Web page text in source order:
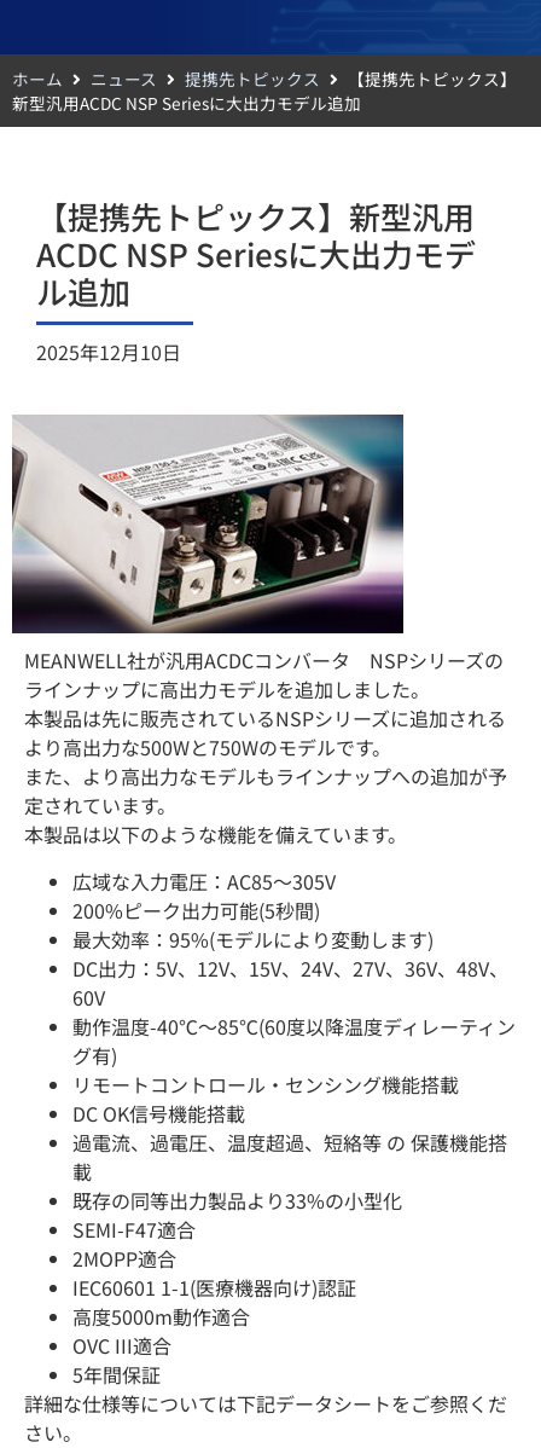
ホーム ニュース 提携先トピックス
【提携先トピックス】
新型汎用ACDC NSP Seriesに大出力モデル追加
【提携先トピックス】新型汎用
ACDC NSP Seriesに大出力モデ
ル追加
2025年12月10日
MEANWELL社が汎用ACDCコンバータ NSPシリーズの
ラインナップに高出力モデルを追加しました。
本製品は先に販売されているNSPシリーズに追加される
より高出力な500Wと750Wのモデルです。
また、より高出力なモデルもラインナップへの追加が予
定されています。
本製品は以下のような機能を備えています。
広域な入力電圧：AC85～305V
200%ピーク出力可能(5秒間)
最大効率：95%(モデルにより変動します)
DC出力：5V、12V、15V、24V、27V、36V、48V、
60V
動作温度-40℃～85℃(60度以降温度ディレーティン
グ有)
リモートコントロール・センシング機能搭載
DC OK信号機能搭載
過電流、過電圧、温度超過、短絡等 の 保護機能搭
載
既存の同等出力製品より33%の小型化
SEMI-F47適合
2MOPP適合
IEC60601 1-1(医療機器向け)認証
高度5000m動作適合
OVC III適合
5年間保証
詳細な仕様等については下記データシートをご参照くだ
さい。